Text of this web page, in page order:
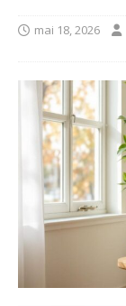
mai 18, 2026